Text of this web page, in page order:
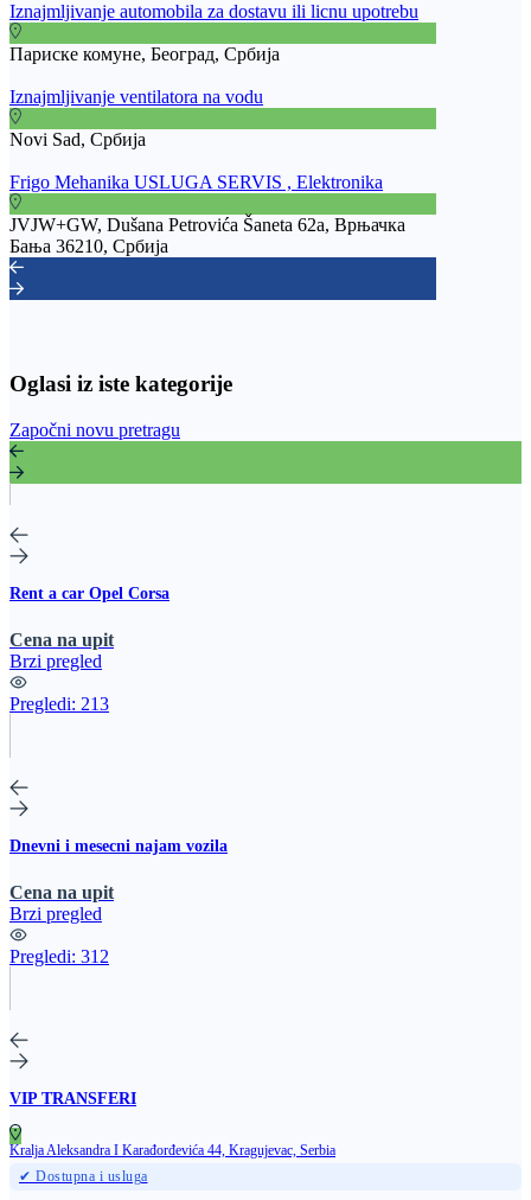
Iznajmljivanje automobila za dostavu ili licnu upotrebu
Париске комуне, Београд, Србија
Iznajmljivanje ventilatora na vodu
Novi Sad, Србија
Frigo Mehanika USLUGA SERVIS , Elektronika
JVJW+GW, Dušana Petrovića Šaneta 62a, Врњачка
Бања 36210, Србија
Oglasi iz iste kategorije
Započni novu pretragu
Rent a car Opel Corsa
Cena na upit
Brzi pregled
Pregledi: 213
Dnevni i mesecni najam vozila
Cena na upit
Brzi pregled
Pregledi: 312
VIP TRANSFERI
Kralja Aleksandra I Karađorđevića 44, Kragujevac, Serbia
✔ Dostupna i usluga